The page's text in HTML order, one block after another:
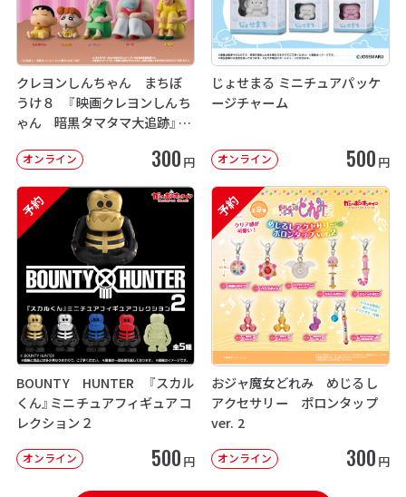
クレヨンしんちゃん まちぼ
うけ８ 『映画クレヨンしんち
ゃん 暗黒タマタマ大追跡』【2
オンライン 300 円
じょせまる ミニチュアパッケ
ージチャーム
オンライン 500 円
予約
BOUNTY HUNTER 『スカル
くん』ミニチュアフィギュアコ
レクション２
オンライン 500 円
予約
おジャ魔女どれみ めじるし
アクセサリー ポロンタップ
ver. 2
オンライン 300 円